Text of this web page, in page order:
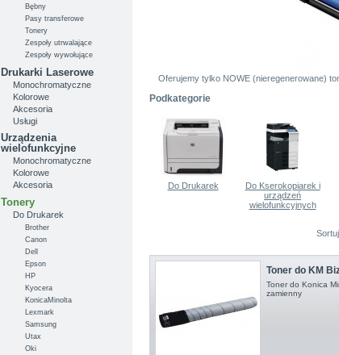
Bębny
Pasy transferowe
Tonery
Zespoły utrwalające
Zespoły wywołujące
Drukarki Laserowe
Monochromatyczne
Kolorowe
Akcesoria
Usługi
Urządzenia
wielofunkcyjne
Monochromatyczne
Kolorowe
Akcesoria
Tonery
Do Drukarek
Brother
Canon
Dell
Epson
HP
Kyocera
KonicaMinolta
Lexmark
Samsung
Utax
Oki
Oferujemy tylko NOWE (nieregenerowane)
Podkategorie
Do Drukarek
Do Kserokopiarek i
urządzeń
wielofunkcyjnych
Toner do KM
Toner do Konica
zamienny